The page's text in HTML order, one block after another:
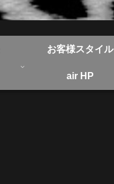
お客様スタイル
air HP